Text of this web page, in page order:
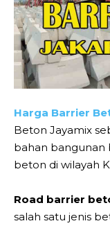
Harga Barrier
Beton Jayamix
bahan bangunan
beton di wilayah
Road barrier
salah satu jenis